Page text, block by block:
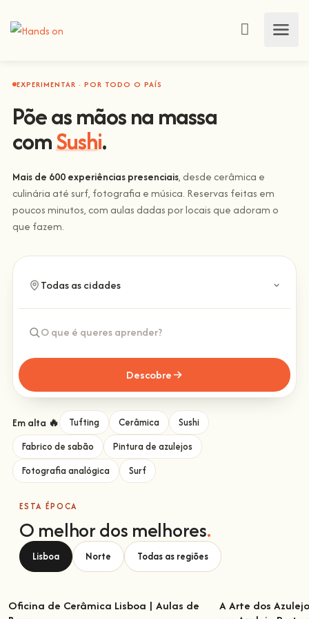
EXPERIMENTAR · POR TODO O PAÍS
Põe as mãos na massa
comSushi.
Mais de 600 experiências presenciais, desde cerâmica e
culinária até surf, fotografia e música. Reservas feitas em
poucos minutos, com aulas dadas por locais que adoram o
que fazem.
Descobre
Em alta 🔥 Tufting Cerâmica
Sushi
Fabrico de sabão
Pintura de azulejos
Fotografia analógica
Surf
ESTA ÉPOCA
O melhor dos melhores.
Lisboa Norte Todas as regiões
Oficina de Cerâmica Lisboa | Aulas de
A Arte dos